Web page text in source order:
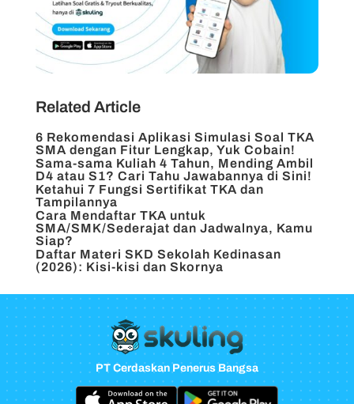
Related Article
6 Rekomendasi Aplikasi Simulasi Soal TKA
SMA dengan Fitur Lengkap, Yuk Cobain!
Sama-sama Kuliah 4 Tahun, Mending Ambil
D4 atau S1? Cari Tahu Jawabannya di Sini!
Ketahui 7 Fungsi Sertifikat TKA dan
Tampilannya
Cara Mendaftar TKA untuk
SMA/SMK/Sederajat dan Jadwalnya, Kamu
Siap?
Daftar Materi SKD Sekolah Kedinasan
(2026): Kisi-kisi dan Skornya
PT Cerdaskan Penerus Bangsa